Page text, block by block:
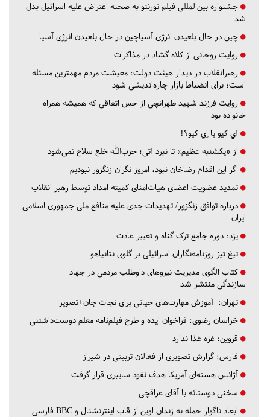
جشنواره بین‌المللی فیلم تورنتو به صحنه اعتراض علیه اسرائیل بدل
شد
چین در حال بلعیدن انرژی آسیاچین در حال بلعیدن انرژی آسیا
روایت روحانی از کلاه گشاد در مذاکرات
رهبرانقلاب در دیدار هیئت دولت: معیشت مردم مهمترین مسئله
است؛ برای انضباط بازار چاره‌اندیشی شود
روایت فرزند شهید طهرانچی از حس اتفاقی که همیشه همراه
خانواده بود
آي كيو يا اِي كيو؟!
از «یکشنبه عظیم» تا نبرد آتی؛ حزب‌الله خلع سلاح نمی‌شود
اگر این اقدام رضاخان نبود، امروز نگران زنگزور نبودیم
تمدید عضویت اعضای هیات‌امنای کمیته امداد توسط رهبر انقلاب
درباره توافق زنگزور/ تهدیدات جدی علیه منافع ملی جمهوری اسلامی
ایران
یزد: دوره جامع ترک گناه و تغییر عادت
تیغ تیز روزنامه‌نگاران اسرائیلی بر گلوی نتانیاهو
کتاب الگوی مدیریت نیروهای داوطلب مردمی در جهاد
سازندگی منتشر شد
تهران: آموزش مهارت‌های حیاتی برای نجات جان+تصویر
خراسان رضوی: فراخوان ایده و طرح فیلم‌نامه معلم دوست‌داشتنی
قزوین: غزه غذا ندارد
فارس: گزارش تصویری از فعالان تربیتی در شیراز
آژانس هسته‌ای آمریکا هدف نفوذ سایبری قرار گرفت
سخنی دوستانه با آقای عراقچی
ابعاد ناگوار حمله به زندان اوین از قاب اینترنشنال و BBC فارسی